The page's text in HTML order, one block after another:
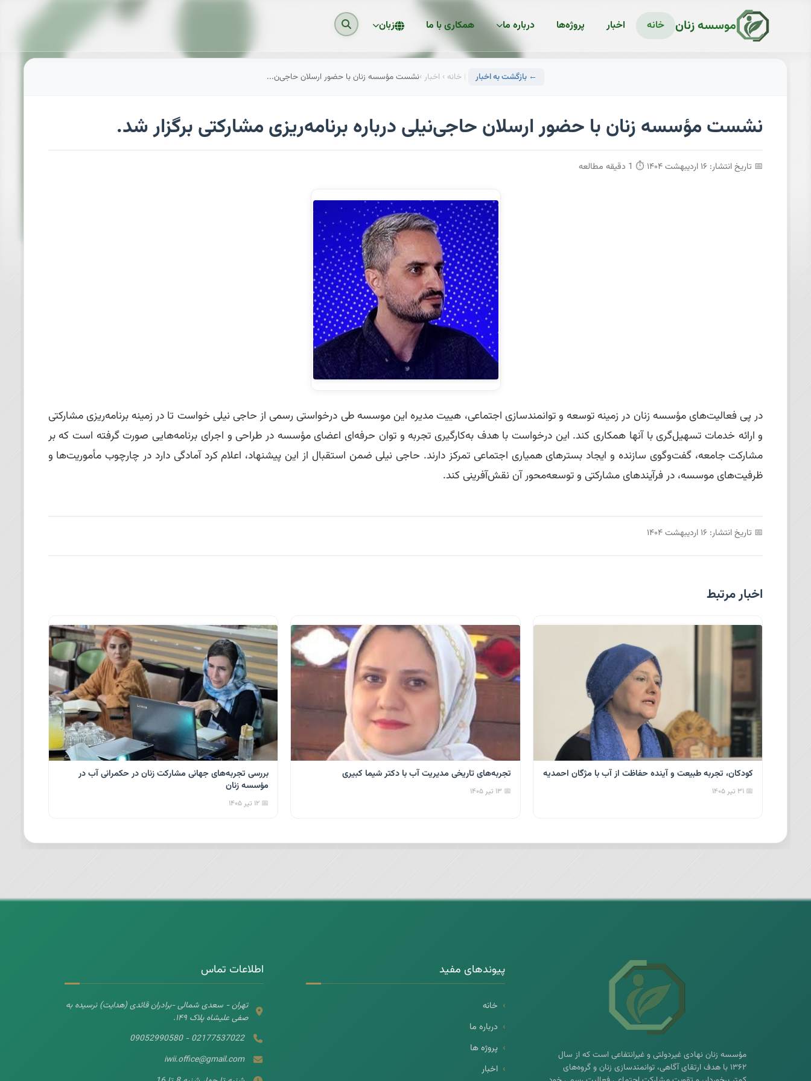
موسسه زنان خانه اخبار پروژه‌ها درباره ما همکاری با ما زبان
← بازگشت به اخبار | خانه › اخبار ›نشست مؤسسه زنان با حضور ارسلان حاجی‌ن...
نشست مؤسسه زنان با حضور ارسلان حاجی‌نیلی درباره برنامه‌ریزی مشارکتی برگزار شد.
📅 تاریخ انتشار: ۱۶ اردیبهشت ۱۴۰۴ ⏱ 1 دقیقه مطالعه
در پی فعالیت‌های مؤسسه زنان در زمینه توسعه و توانمندسازی اجتماعی، هییت مدیره این موسسه طی درخواستی رسمی از حاجی نیلی خواست تا در زمینه برنامه‌ریزی مشارکتی
و ارائه خدمات تسهیل‌گری با آنها همکاری کند. این درخواست با هدف به‌کارگیری تجربه و توان حرفه‌ای اعضای مؤسسه در طراحی و اجرای برنامه‌هایی صورت گرفته است که بر
مشارکت جامعه، گفت‌وگوی سازنده و ایجاد بسترهای همیاری اجتماعی تمرکز دارند. حاجی نیلی ضمن استقبال از این پیشنهاد، اعلام کرد آمادگی دارد در چارچوب مأموریت‌ها و
ظرفیت‌های موسسه، در فرآیندهای مشارکتی و توسعه‌محور آن نقش‌آفرینی کند.
📅 تاریخ انتشار: ۱۶ اردیبهشت ۱۴۰۴
اخبار مرتبط
کودکان، تجربه طبیعت و آینده حفاظت از آب با مژگان احمدیه
📅 ۳۱ تیر ۱۴۰۵
تجربه‌های تاریخی مدیریت آب با دکتر شیما کبیری
📅 ۱۳ تیر ۱۴۰۵
بررسی تجربه‌های جهانی مشارکت زنان در حکمرانی آب در
مؤسسه زنان
📅 ۱۲ تیر ۱۴۰۵
مؤسسه زنان نهادی غیردولتی و غیرانتفاعی است که از سال
۱۳۶۲ با هدف ارتقای آگاهی، توانمندسازی زنان و گروه‌های
پیوندهای مفید
خانه
درباره ما
پروژه ها
اخبار
اطلاعات تماس
تهران - سعدی شمالی -برادران قائدی (هدایت) نرسیده به
صفی علیشاه پلاک ۱۴۹.
02177537022 - 09052990580
iwii.office@gmail.com